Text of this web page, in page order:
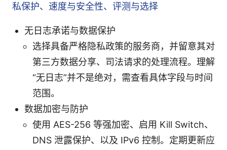
私保护、速度与安全性、评测与选择
无日志承诺与数据保护
选择具备严格隐私政策的服务商，并留意其对
第三方数据分享、司法请求的处理流程。理解
“无日志”并不是绝对，需查看具体字段与时间
范围。
数据加密与防护
使用 AES-256 等强加密、启用 Kill Switch、
DNS 泄露保护、以及 IPv6 控制。定期更新应